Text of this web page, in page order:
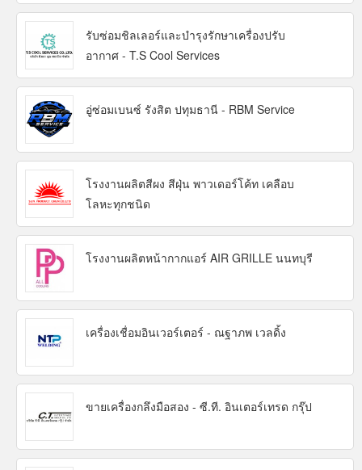
รับซ่อมชิลเลอร์และบำรุงรักษาเครื่องปรับ
อากาศ - T.S Cool Services
อู่ซ่อมเบนซ์ รังสิต ปทุมธานี - RBM Service
โรงงานผลิตสีผง สีฝุ่น พาวเดอร์โค้ท เคลือบ
โลหะทุกชนิด
โรงงานผลิตหน้ากากแอร์ AIR GRILLE นนทบุรี
เครื่องเชื่อมอินเวอร์เตอร์ - ณฐาภพ เวลดิ้ง
ขายเครื่องกลึงมือสอง - ซี.ที. อินเตอร์เทรด กรุ๊ป